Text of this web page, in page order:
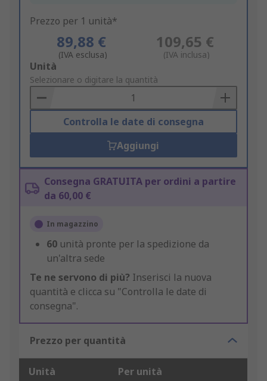
Prezzo per 1 unità*
89,88 €
(IVA esclusa)
109,65 €
(IVA inclusa)
Add
to
Basket
Unità
Selezionare o digitare la quantità
Controlla le date di consegna
Aggiungi
Consegna GRATUITA per ordini a partire
da 60,00 €
In magazzino
60 unità pronte per la spedizione da
un'altra sede
Te ne servono di più? Inserisci la nuova
quantità e clicca su "Controlla le date di
consegna".
Prezzo per quantità
Unità Per unità